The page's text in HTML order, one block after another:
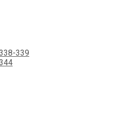
339